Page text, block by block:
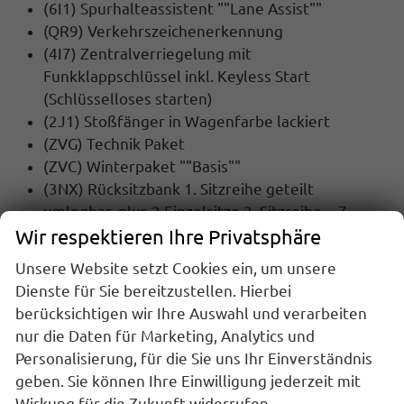
(6I1) Spurhalteassistent ""Lane Assist""
(QR9) Verkehrszeichenerkennung
(4I7) Zentralverriegelung mit
Funkklappschlüssel inkl. Keyless Start
(Schlüsselloses starten)
(2J1) Stoßfänger in Wagenfarbe lackiert
(ZVG) Technik Paket
(ZVC) Winterpaket ""Basis""
(3NX) Rücksitzbank 1. Sitzreihe geteilt
umlegbar, plus 2 Einzelsitze 2. Sitzreihe = 7
Sitzer
(3JC) Dachlüfter im Fahrgastraum
(3S2) Dachreling schwarz
Werksanschlussgarantie auf 5 Jahre / max.
200.000 Km
MULTIMEDIA UND KOMMUNIKATION:
Wir respektieren Ihre Privatsphäre
Unsere Website setzt Cookies ein, um unsere
Dienste für Sie bereitzustellen. Hierbei
berücksichtigen wir Ihre Auswahl und verarbeiten
nur die Daten für Marketing, Analytics und
Personalisierung, für die Sie uns Ihr Einverständnis
geben. Sie können Ihre Einwilligung jederzeit mit